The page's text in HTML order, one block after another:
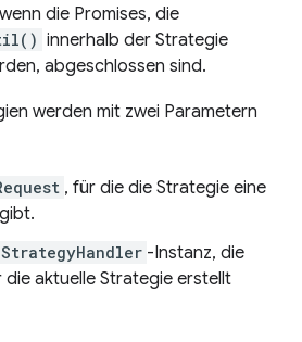
die Promises, die
innerhalb der Strategie
abgeschlossen sind.
werden mit zwei Parametern
, für die die Strategie eine
StrategyHandler -Instanz, die
aktuelle Strategie erstellt